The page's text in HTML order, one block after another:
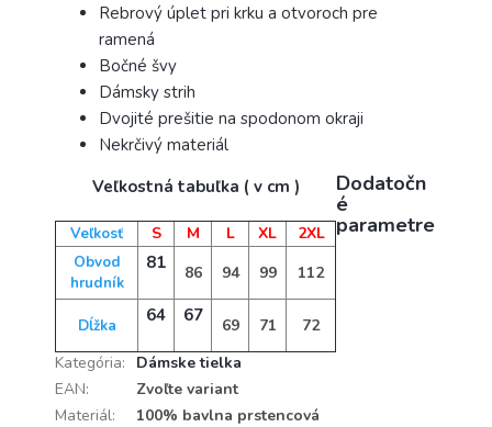
Rebrový úplet pri krku a otvoroch pre
ramená
Bočné švy
Dámsky strih
Dvojité prešitie na spodonom okraji
Nekrčivý materiál
Veľkostná tabuľka ( v cm )
Veľkosť S M L XL 2XL
Obvod
hrudník
81 86 94 99 112
Dĺžka 64 67 69 71 72
Dodatočn
é
parametre
Kategória:
Dámske tielka
EAN:
Zvoľte variant
Materiál: 100% bavlna prstencová